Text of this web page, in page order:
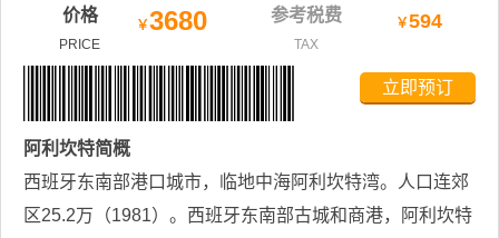
价格
PRICE
￥3680 参考税费
TAX
￥594
立即预订
阿利坎特简概
西班牙东南部港口城市，临地中海阿利坎特湾。人口连郊
区25.2万（1981）。西班牙东南部古城和商港，阿利坎特